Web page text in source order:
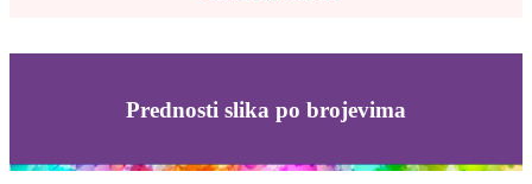
Prednosti slika po brojevima